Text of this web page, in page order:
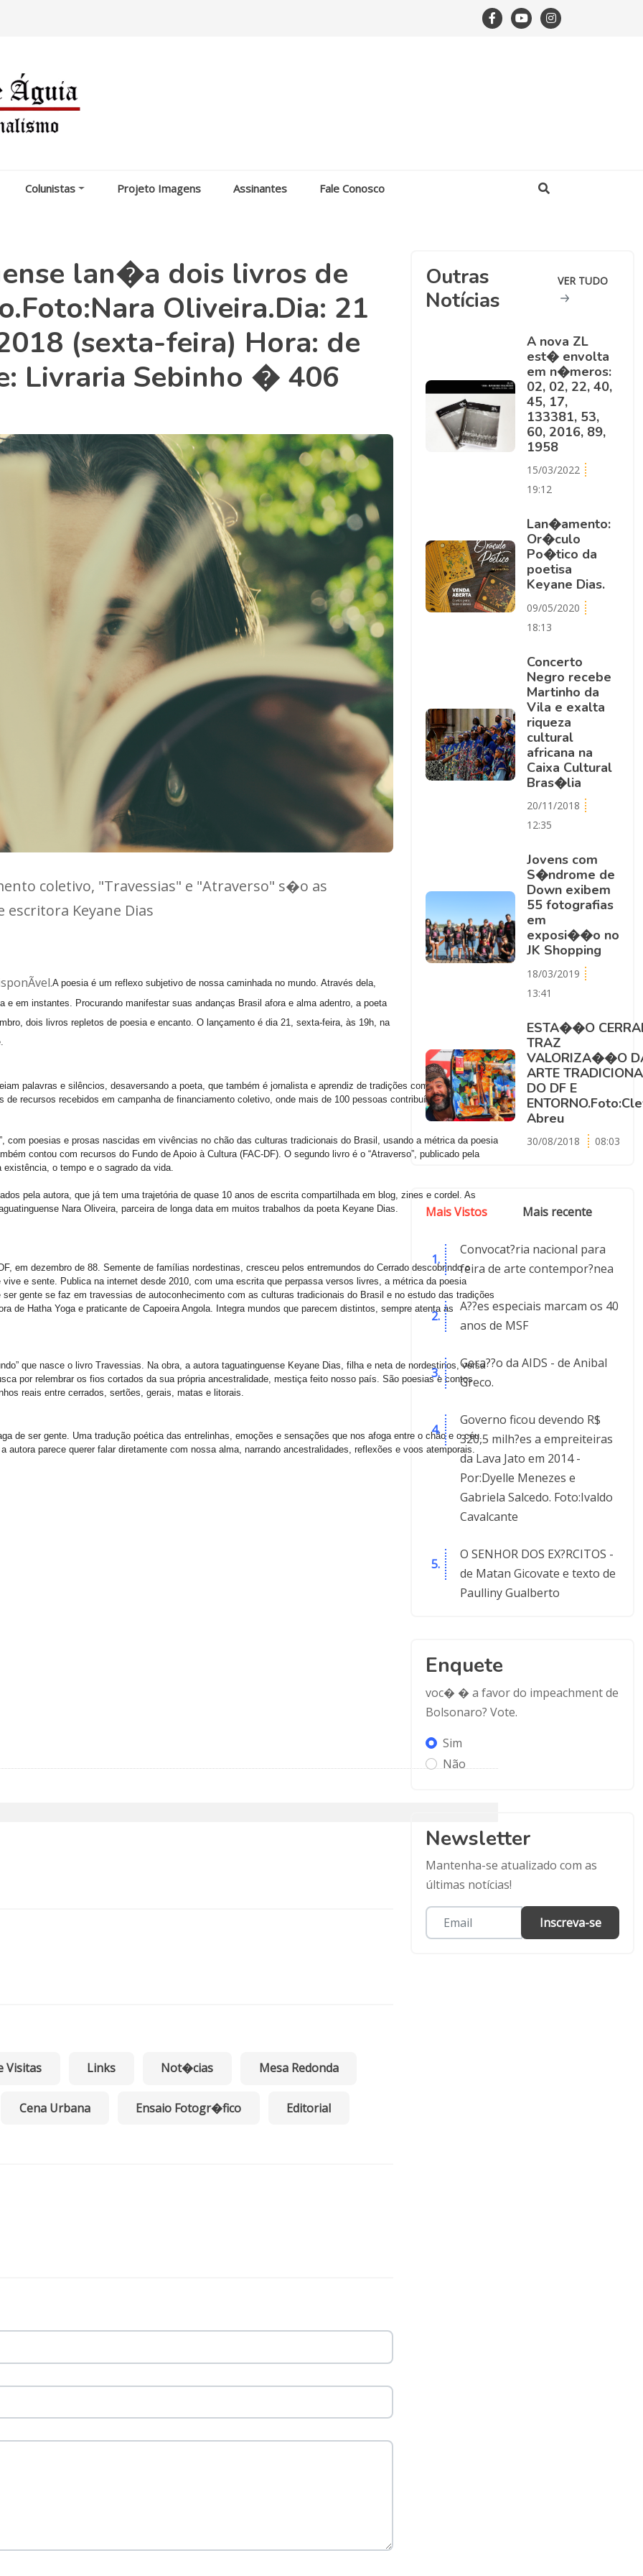
Colunistas Projeto Imagens Assinantes Fale Conosco
lan�a dois livros de
Oliveira.Dia: 21
(sexta-feira) Hora: de
Livraria Sebinho � 406
coletivo, "Travessias" e "Atraverso" s�o as
Keyane Dias
A poesia é um reflexo subjetivo de nossa caminhada no mundo. Através dela,
e em instantes. Procurando manifestar suas andanças Brasil afora e alma adentro, a poeta
dois livros repletos de poesia e encanto. O lançamento é dia 21, sexta-feira, às 19h, na
palavras e silêncios, desaversando a poeta, que também é jornalista e aprendiz de tradições como Yoga e
recursos recebidos em campanha de financiamento coletivo, onde mais de 100 pessoas contribuíram com o
com poesias e prosas nascidas em vivências no chão das culturas tradicionais do Brasil, usando a métrica da poesia
contou com recursos do Fundo de Apoio à Cultura (FAC-DF). O segundo livro é o “Atraverso”, publicado pela
o tempo e o sagrado da vida.
pela autora, que já tem uma trajetória de quase 10 anos de escrita compartilhada em blog, zines e cordel. As
Nara Oliveira, parceira de longa data em muitos trabalhos da poeta Keyane Dias.
em dezembro de 88. Semente de famílias nordestinas, cresceu pelos entremundos do Cerrado descobrindo o
e sente. Publica na internet desde 2010, com uma escrita que perpassa versos livres, a métrica da poesia
gente se faz em travessias de autoconhecimento com as culturas tradicionais do Brasil e no estudo das tradições
de Hatha Yoga e praticante de Capoeira Angola. Integra mundos que parecem distintos, sempre atenta às
que nasce o livro Travessias. Na obra, a autora taguatinguense Keyane Dias, filha e neta de nordestinos, versa
por relembrar os fios cortados da sua própria ancestralidade, mestiça feito nosso país. São poesias e contos
reais entre cerrados, sertões, gerais, matas e litorais.
de ser gente. Uma tradução poética das entrelinhas, emoções e sensações que nos afoga entre o chão e o céu.
parece querer falar diretamente com nossa alma, narrando ancestralidades, reflexões e voos atemporais.
Visitas Links Not�cias Mesa Redonda
Cena Urbana Ensaio Fotogr�fico Editorial
Outras
Notícias
VER TUDO
A nova ZL
est� envolta
em n�meros:
02, 02, 22, 40,
45, 17,
133381, 53,
60, 2016, 89,
1958
15/03/2022
19:12
Lan�amento:
Or�culo
Po�tico da
poetisa
Keyane Dias.
09/05/2020
18:13
Concerto
Negro recebe
Martinho da
Vila e exalta
riqueza
cultural
africana na
Caixa Cultural
Bras�lia
20/11/2018
12:35
Jovens com
S�ndrome de
Down exibem
55 fotografias
em
exposi��o no
JK Shopping
18/03/2019
13:41
ESTA��O
TRAZ
VALORIZA��O
ARTE
DO DF E
Abreu
30/08/2018 08:03
Mais Vistos Mais recente
Convocat?ria nacional para
feira de arte contempor?nea
A??es especiais marcam os 40
anos de MSF
Gera??o da AIDS - de Anibal
Greco.
Governo ficou devendo R$
320,5 milh?es a empreiteiras
da Lava Jato em 2014 -
Por:Dyelle Menezes e
Gabriela Salcedo. Foto:Ivaldo
Cavalcante
O SENHOR DOS EX?RCITOS -
de Matan Gicovate e texto de
Paulliny Gualberto
Enquete
voc� � a favor do impeachment de
Bolsonaro? Vote.
Sim
Não
Newsletter
Mantenha-se atualizado com as
últimas notícias!
Inscreva-se